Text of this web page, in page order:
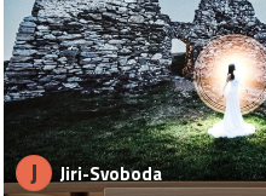
J Jiri-Svoboda